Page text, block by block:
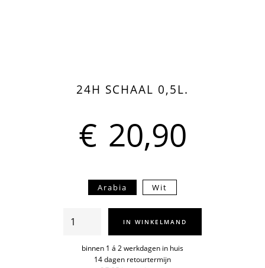
24H SCHAAL 0,5L.
€ 20,90
Arabia Wit
24H
0,5l.
IN WINKELMAND
binnen 1 á 2 werkdagen in huis
14 dagen retourtermijn